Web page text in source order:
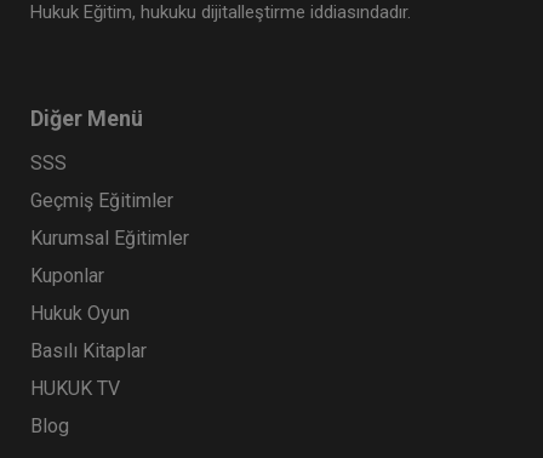
Hukuk Eğitim, hukuku dijitalleştirme iddiasındadır.
Diğer Menü
SSS
Geçmiş Eğitimler
Kurumsal Eğitimler
Kuponlar
Hukuk Oyun
Basılı Kitaplar
HUKUK TV
Blog